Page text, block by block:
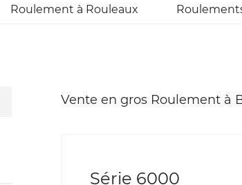
Roulement à Rouleaux
Vente en gros Roulement à
Série 6000